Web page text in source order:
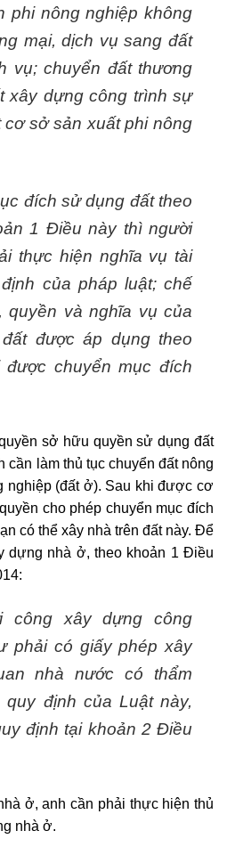
phi nông nghiệp không
mại, dịch vụ sang đất
vụ; chuyển đất thương
xây dựng công trình sự
sở sản xuất phi nông
đích sử dụng đất theo
1 Điều này thì người
thực hiện nghĩa vụ tài
của pháp luật; chế
quyền và nghĩa vụ của
được áp dụng theo
chuyển mục đích
sở hữu quyền sử dụng đất
cần làm thủ tục chuyển đất nông
nghiệp (đất ở). Sau khi được cơ
cho phép chuyển mục đích
có thể xây nhà trên đất này. Để
dựng nhà ở, theo khoản 1 Điều
công xây dựng công
phải có giấy phép xây
nhà nước có thẩm
định của Luật này,
định tại khoản 2 Điều
ở, anh cần phải thực hiện thủ
nhà ở.